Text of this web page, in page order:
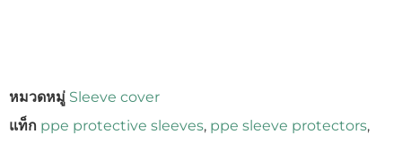
หมวดหมู่ Sleeve cover
แท็ก ppe protective sleeves, ppe sleeve protectors,